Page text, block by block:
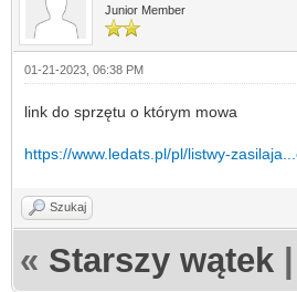
Junior Member
01-21-2023, 06:38 PM
link do sprzętu o którym mowa
https://www.ledats.pl/pl/listwy-
Szukaj
« Starszy wątek